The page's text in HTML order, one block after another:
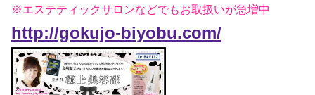
※エステティックサロンなどでもお取扱いが急増中
http://gokujo-biyobu.com/